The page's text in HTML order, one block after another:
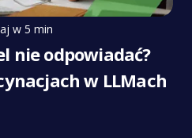
w 5 min
nie odpowiadać?
w LLMach